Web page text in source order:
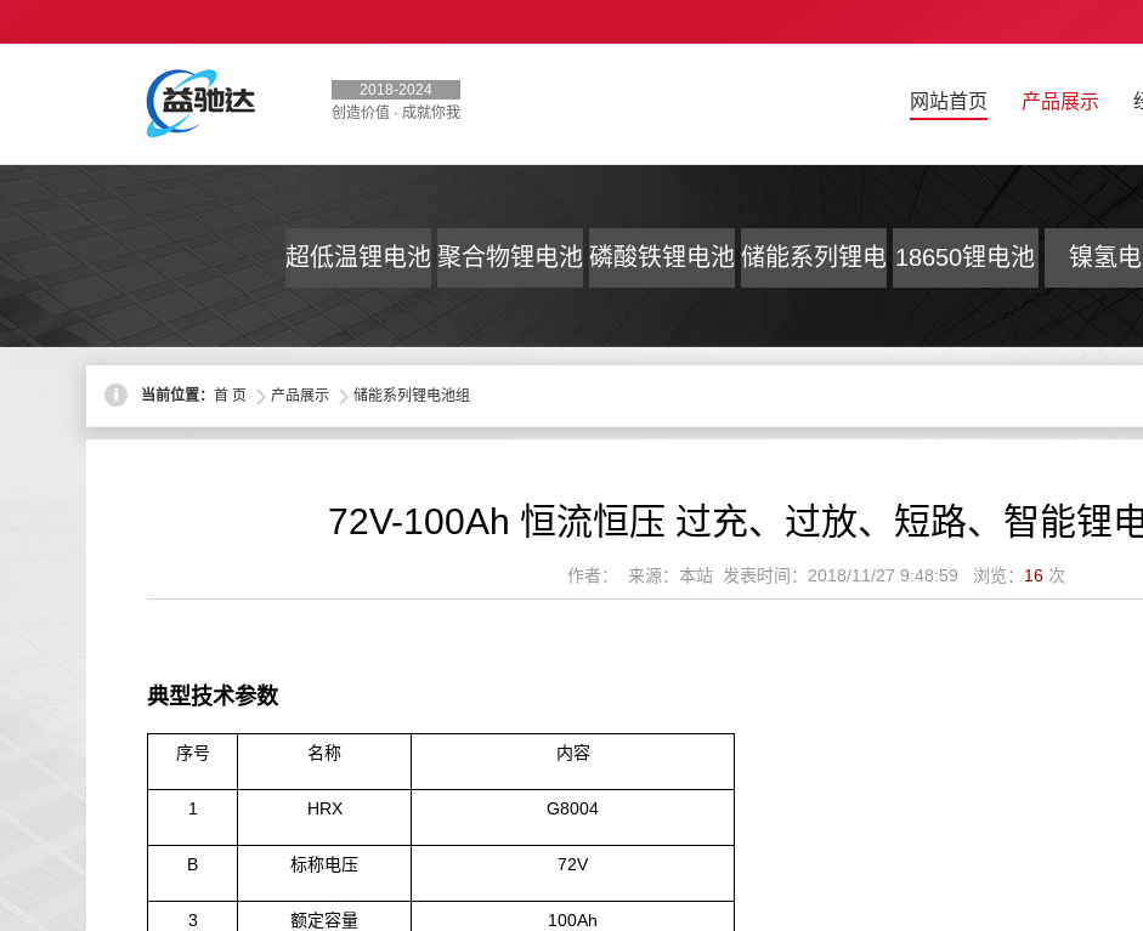
2018-2024
创造价值 · 成就你我
网站首页 产品展示
超低温锂电池 聚合物锂电池 磷酸铁锂电池 储能系列锂电 18650锂电池 镍氢
当前位置： 首 页
> 产品展示
> 储能系列锂电池组
72V-100Ah 恒流恒压 过充、过放、短路、智能锂
作者： 来源：本站 发表时间：2018/11/27 9:48:59 浏览： 16 次
典型技术参数
序号 名称 内容
1 HRX G8004
B 标称电压 72V
3 额定容量 100Ah